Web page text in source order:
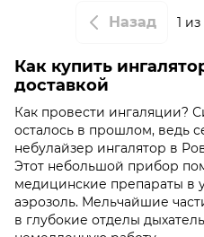
Назад 1 из
Как купить
доставкой
Как провести ингаляции?
осталось в прошлом, ведь
небулайзер ингалятор в
Этот небольшой прибор
медицинские препараты в
аэрозоль. Мельчайшие
в глубокие отделы